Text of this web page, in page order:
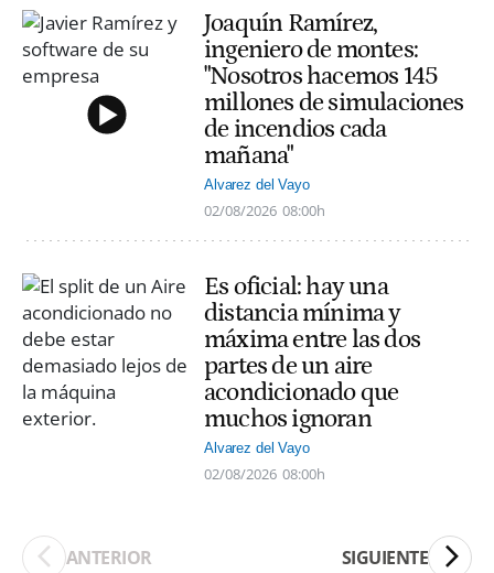
Joaquín Ramírez,
ingeniero de montes:
"Nosotros hacemos 145
millones de simulaciones
de incendios cada
mañana"
Alvarez del Vayo
02/08/2026 08:00h
Es oficial: hay una
distancia mínima y
máxima entre las dos
partes de un aire
acondicionado que
muchos ignoran
Alvarez del Vayo
02/08/2026 08:00h
ANTERIOR SIGUIENTE